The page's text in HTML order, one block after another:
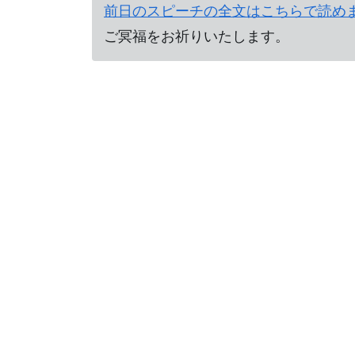
前日のスピーチの全文はこちらで読め
ご冥福をお祈りいたします。